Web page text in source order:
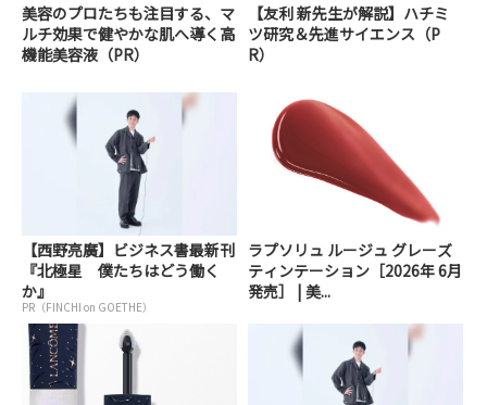
美容のプロたちも注目する、マ
ルチ効果で健やかな肌へ導く高
機能美容液（PR）
【友利 新先生が解説】ハチミ
ツ研究＆先進サイエンス（P
R）
【西野亮廣】ビジネス書最新刊
『北極星 僕たちはどう働く
か』
PR（FINCHI on GOETHE）
ラプソリュ ルージュ グレーズ
ティンテーション［2026年 6月
発売］ | 美...